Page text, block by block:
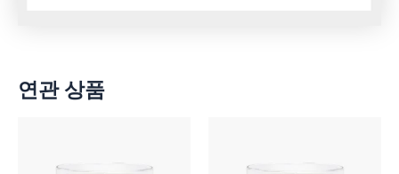
연관 상품